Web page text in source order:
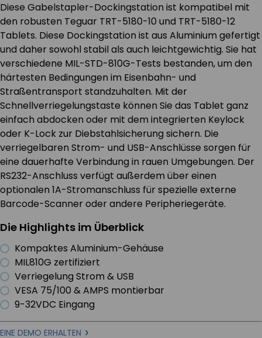
Diese Gabelstapler-Dockingstation ist kompatibel mit
den robusten Teguar TRT-5180-10 und TRT-5180-12
Tablets. Diese Dockingstation ist aus Aluminium gefertigt
und daher sowohl stabil als auch leichtgewichtig. Sie hat
verschiedene MIL-STD-810G-Tests bestanden, um den
härtesten Bedingungen im Eisenbahn- und
Straßentransport standzuhalten. Mit der
Schnellverriegelungstaste können Sie das Tablet ganz
einfach abdocken oder mit dem integrierten Keylock
oder K-Lock zur Diebstahlsicherung sichern. Die
verriegelbaren Strom- und USB-Anschlüsse sorgen für
eine dauerhafte Verbindung in rauen Umgebungen. Der
RS232-Anschluss verfügt außerdem über einen
optionalen 1A-Stromanschluss für spezielle externe
Barcode-Scanner oder andere Peripheriegeräte.
Die Highlights im Überblick
Kompaktes Aluminium-Gehäuse
MIL810G zertifiziert
Verriegelung Strom & USB
VESA 75/100 & AMPS montierbar
9-32VDC Eingang
EINE DEMO ERHALTEN